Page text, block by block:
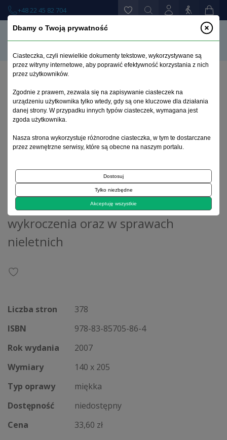
+48 22 45 82 704
Podstawy prawne opiniowania sądowo-
psychiatrycznego w postępowaniu karnym, w
sprawach o wykroczenia oraz w sprawach nieletnich
Danuta Hajdukiewicz
Podstawy prawne opiniowania
sądowo-psychiatrycznego w
postępowaniu karnym, w sprawach o
wykroczenia oraz w sprawach
nieletnich
Liczba stron
378
ISBN
978-83-85705-86-4
Rok wydania
2007
Wymiary
140 x 205
Typ oprawy
miękka
Dostępność
niedostępny
Cena
33,60 zł
Dbamy o Twoją prywatność
Ciasteczka, czyli niewielkie dokumenty tekstowe, wykorzystywane są
przez witryny internetowe, aby poprawić efektywność korzystania z nich
przez użytkowników.
Zgodnie z prawem, zezwala się na zapisywanie ciasteczek na
urządzeniu użytkownika tylko wtedy, gdy są one kluczowe dla działania
danej strony. W przypadku innych typów ciasteczek, wymagana jest
zgoda użytkownika.
Nasza strona wykorzystuje różnorodne ciasteczka, w tym te dostarczane
przez zewnętrzne serwisy, które są obecne na naszym portalu.
Dostosuj
Tylko niezbędne
Akceptuję wszystkie